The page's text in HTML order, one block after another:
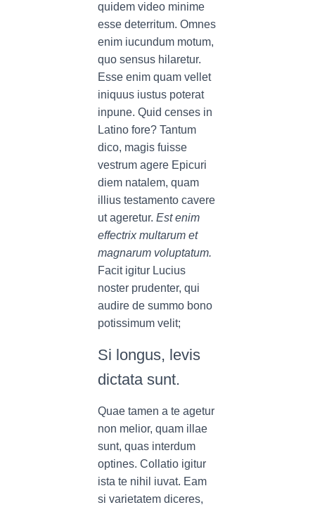
quidem video minime
esse deterritum. Omnes
enim iucundum motum,
quo sensus hilaretur.
Esse enim quam vellet
iniquus iustus poterat
inpune. Quid censes in
Latino fore? Tantum
dico, magis fuisse
vestrum agere Epicuri
diem natalem, quam
illius testamento cavere
ut ageretur. Est enim
effectrix multarum et
magnarum voluptatum.
Facit igitur Lucius
noster prudenter, qui
audire de summo bono
potissimum velit;
Si longus, levis
dictata sunt.
Quae tamen a te agetur
non melior, quam illae
sunt, quas interdum
optines. Collatio igitur
ista te nihil iuvat. Eam
si varietatem diceres,